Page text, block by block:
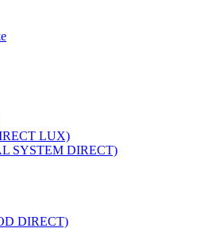
LUX)
DIRECT)
DIRECT)